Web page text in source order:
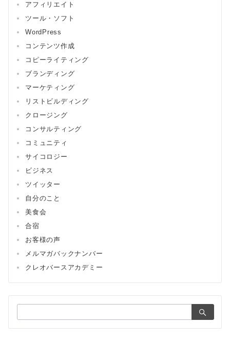
アフィリエイト
ツール・ソフト
WordPress
コンテンツ作成
コピーライティング
ブランディング
マーケティング
リストビルディング
クロージング
コンサルティング
コミュニティ
サイコロジー
ビジネス
ツイッター
自分のこと
美食会
合宿
お客様の声
メルマガバックナンバー
クレオバースアカデミー
索：